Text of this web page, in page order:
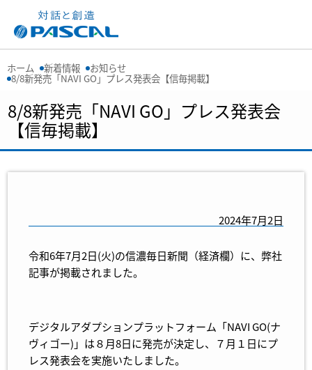
ホーム 新着情報 お知らせ
8/8新発売「NAVI GO」プレス発表会【信毎掲載】
8/8新発売「NAVI GO」プレス発表会
【信毎掲載】
2024年7月2日
令和6年7月2日(火)の信濃毎日新聞（経済欄）に、弊社
記事が掲載されました。
デジタルアダプションプラットフォーム「NAVI GO(ナ
ヴィゴー)」は８月8日に発売が決定し、７月１日にプ
レス発表会を実施いたしました。